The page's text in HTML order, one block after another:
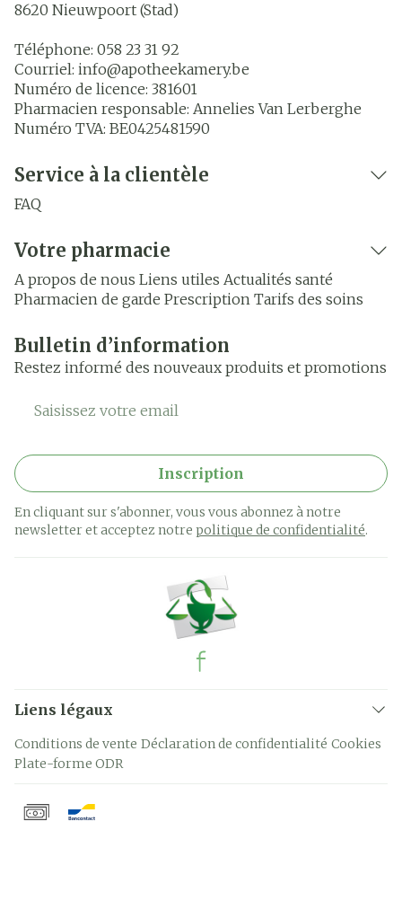
8620 Nieuwpoort (Stad)
Téléphone: 058 23 31 92
Courriel: info@apotheekamery.be
Numéro de licence: 381601
Pharmacien responsable: Annelies Van Lerberghe
Numéro TVA: BE0425481590
Service à la clientèle
FAQ
Votre pharmacie
A propos de nous Liens utiles Actualités santé
Pharmacien de garde Prescription Tarifs des soins
Bulletin d’information
Restez informé des nouveaux produits et promotions
Adresse mail
Inscription
En cliquant sur s'abonner, vous vous abonnez à notre
newsletter et acceptez notre politique de confidentialité.
Liens légaux
Conditions de vente Déclaration de confidentialité Cookies
Plate-forme ODR